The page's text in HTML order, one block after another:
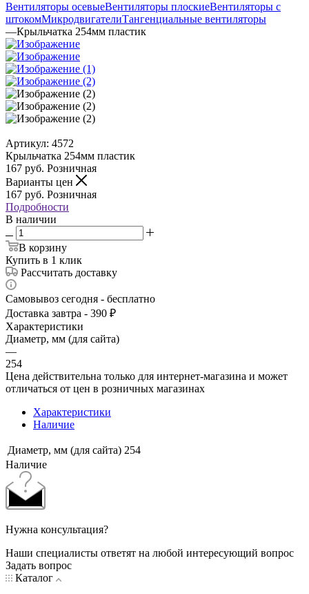
Вентиляторы осевыеВентиляторы плоскиеВентиляторы с
штокомМикродвигателиТангенциальные вентиляторы
—Крыльчатка 254мм пластик
Артикул: 4572
Крыльчатка 254мм пластик
167 руб. Розничная
Варианты цен
167 руб. Розничная
Подробности
В наличии
В корзину
Купить в 1 клик
Рассчитать доставку
Самовывоз сегодня - бесплатно
Доставка завтра - 390 ₽
Характеристики
Диаметр, мм (для сайта)
—
254
Цена действительна только для интернет-магазина и может
отличаться от цен в розничных магазинах
Характеристики
Наличие
Диаметр, мм (для сайта) 254
Наличие
Нужна консультация?
Наши специалисты ответят на любой интересующий вопрос
Задать вопрос
Каталог